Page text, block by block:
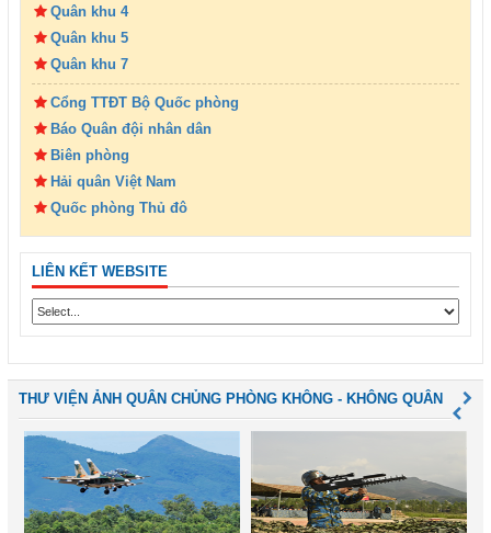
Quân khu 4
Quân khu 5
Quân khu 7
Cổng TTĐT Bộ Quốc phòng
Báo Quân đội nhân dân
Biên phòng
Hải quân Việt Nam
Quốc phòng Thủ đô
LIÊN KẾT WEBSITE
THƯ VIỆN ẢNH QUÂN CHỦNG PHÒNG KHÔNG - KHÔNG QUÂN